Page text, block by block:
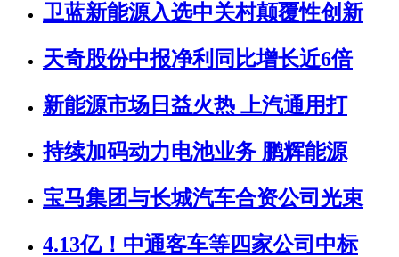
卫蓝新能源入选中关村颠覆性创新
天奇股份中报净利同比增长近6倍
新能源市场日益火热 上汽通用打
持续加码动力电池业务 鹏辉能源
宝马集团与长城汽车合资公司光束
4.13亿！中通客车等四家公司中标